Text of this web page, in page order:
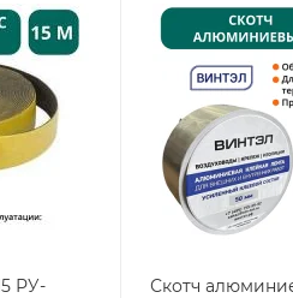
РУ-
Скотч